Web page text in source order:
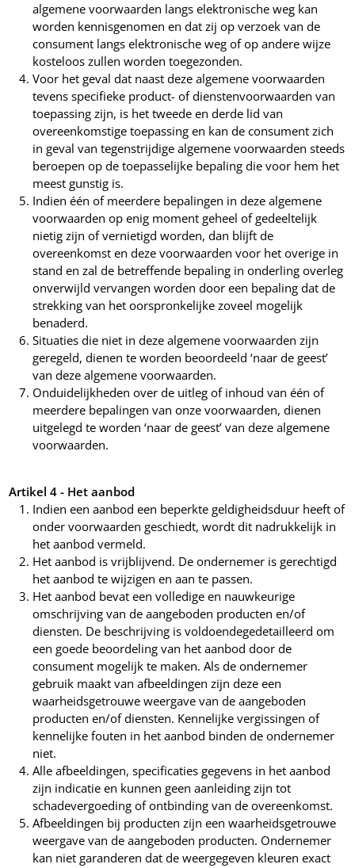
algemene voorwaarden langs elektronische weg kan
worden kennisgenomen en dat zij op verzoek van de
consument langs elektronische weg of op andere wijze
kosteloos zullen worden toegezonden.
Voor het geval dat naast deze algemene voorwaarden
tevens specifieke product- of dienstenvoorwaarden van
toepassing zijn, is het tweede en derde lid van
overeenkomstige toepassing en kan de consument zich
in geval van tegenstrijdige algemene voorwaarden steeds
beroepen op de toepasselijke bepaling die voor hem het
meest gunstig is.
Indien één of meerdere bepalingen in deze algemene
voorwaarden op enig moment geheel of gedeeltelijk
nietig zijn of vernietigd worden, dan blijft de
overeenkomst en deze voorwaarden voor het overige in
stand en zal de betreffende bepaling in onderling overleg
onverwijld vervangen worden door een bepaling dat de
strekking van het oorspronkelijke zoveel mogelijk
benaderd.
Situaties die niet in deze algemene voorwaarden zijn
geregeld, dienen te worden beoordeeld ‘naar de geest’
van deze algemene voorwaarden.
Onduidelijkheden over de uitleg of inhoud van één of
meerdere bepalingen van onze voorwaarden, dienen
uitgelegd te worden ‘naar de geest’ van deze algemene
voorwaarden.
Artikel 4 - Het aanbod
Indien een aanbod een beperkte geldigheidsduur heeft of
onder voorwaarden geschiedt, wordt dit nadrukkelijk in
het aanbod vermeld.
Het aanbod is vrijblijvend. De ondernemer is gerechtigd
het aanbod te wijzigen en aan te passen.
Het aanbod bevat een volledige en nauwkeurige
omschrijving van de aangeboden producten en/of
diensten. De beschrijving is voldoendegedetailleerd om
een goede beoordeling van het aanbod door de
consument mogelijk te maken. Als de ondernemer
gebruik maakt van afbeeldingen zijn deze een
waarheidsgetrouwe weergave van de aangeboden
producten en/of diensten. Kennelijke vergissingen of
kennelijke fouten in het aanbod binden de ondernemer
niet.
Alle afbeeldingen, specificaties gegevens in het aanbod
zijn indicatie en kunnen geen aanleiding zijn tot
schadevergoeding of ontbinding van de overeenkomst.
Afbeeldingen bij producten zijn een waarheidsgetrouwe
weergave van de aangeboden producten. Ondernemer
kan niet garanderen dat de weergegeven kleuren exact